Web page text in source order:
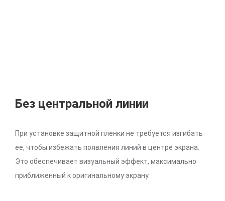
Без центральной линии
При установке защитной пленки не требуется изгибать
ее, чтобы избежать появления линий в центре экрана.
Это обеспечивает визуальный эффект, максимально
приближенный к оригинальному экрану.